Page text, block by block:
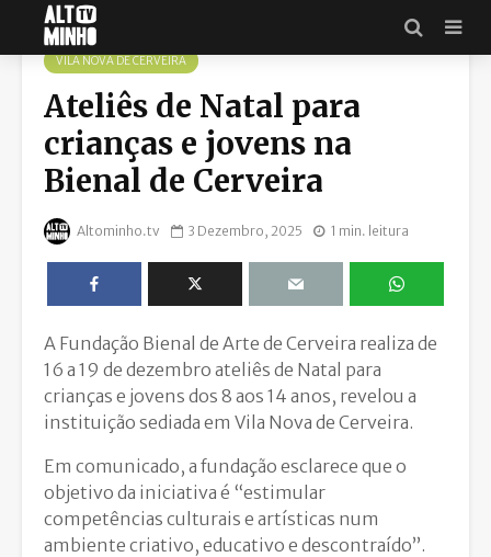
VILA NOVA DE CERVEIRA
Ateliês de Natal para
crianças e jovens na
Bienal de Cerveira
Altominho.tv 3 Dezembro, 2025 1 min. leitura
A Fundação Bienal de Arte de Cerveira realiza de
16 a 19 de dezembro ateliês de Natal para
crianças e jovens dos 8 aos 14 anos, revelou a
instituição sediada em Vila Nova de Cerveira.
Em comunicado, a fundação esclarece que o
objetivo da iniciativa é “estimular
competências culturais e artísticas num
ambiente criativo, educativo e descontraído”.